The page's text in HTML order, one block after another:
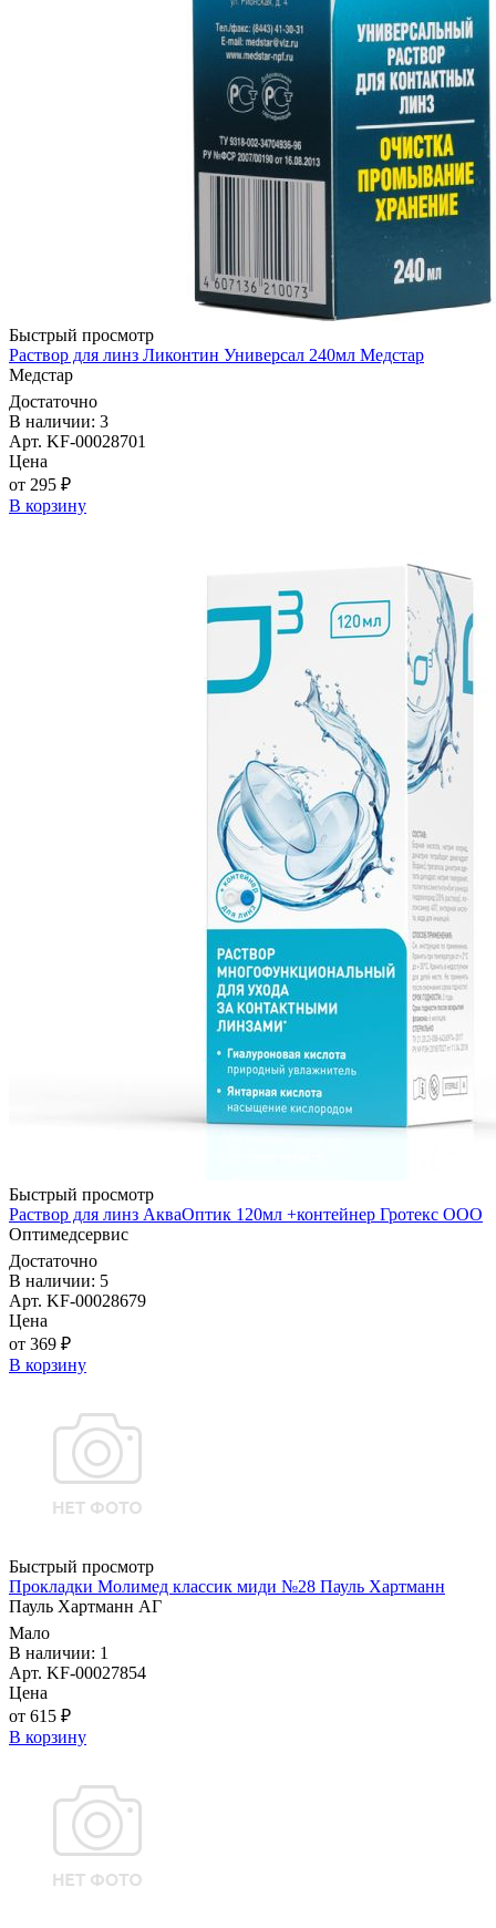
Быстрый просмотр
Раствор для линз Ликонтин Универсал 240мл Медстар
Медстар
Достаточно
В наличии: 3
Арт. KF-00028701
Цена
от 295 ₽
В корзину
Быстрый просмотр
Раствор для линз АкваОптик 120мл +контейнер Гротекс ООО
Оптимедсервис
Достаточно
В наличии: 5
Арт. KF-00028679
Цена
от 369 ₽
В корзину
Быстрый просмотр
Прокладки Молимед классик миди №28 Пауль Хартманн
Пауль Хартманн AГ
Мало
В наличии: 1
Арт. KF-00027854
Цена
от 615 ₽
В корзину